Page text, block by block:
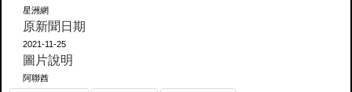
星洲網
原新聞日期
2021-11-25
圖片說明
阿聯酋